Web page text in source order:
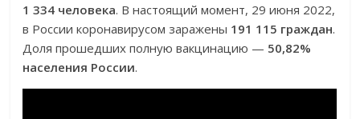
1 334 человека. В настоящий момент, 29 июня 2022,
в России коронавирусом заражены 191 115 граждан.
Доля прошедших полную вакцинацию — 50,82%
населения России.